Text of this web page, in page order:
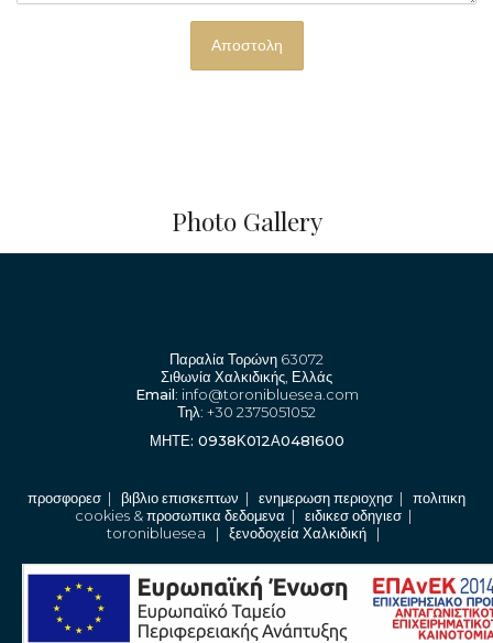
Photo Gallery
Παραλία Τορώνη 63072
Σιθωνία Χαλκιδικής, Ελλάς
Email: info@toronibluesea.com
Τηλ: +30 2375051052
ΜΗΤΕ: 0938Κ012Α0481600
προσφορεσ | βιβλιο επισκεπτων | ενημερωση περιοχησ | πολιτικη
cookies & προσωπικα δεδομενα | ειδικεσ οδηγιεσ |
toronibluesea | ξενοδοχεία Χαλκιδική |